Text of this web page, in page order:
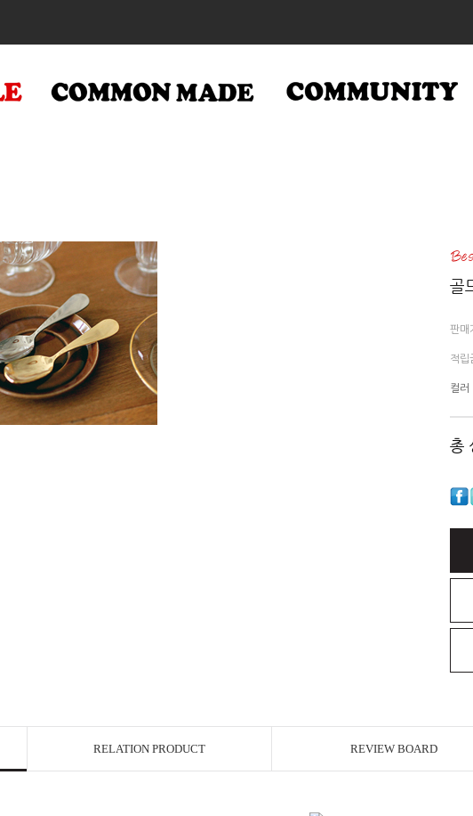
골
판매
적립
컬러
총
RELATION PRODUCT REVIEW BOARD